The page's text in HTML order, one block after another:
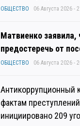
ОБЩЕСТВО 06 Августа 2026 -
Матвиенко заявила,
предостеречь от
ОБЩЕСТВО 06 Августа 2026 -
Антикоррупционный
фактам
инициировано 209